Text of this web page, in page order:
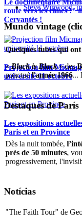
Le documentaire
route vers les cimes !"
Cervantès !
Projection film
université 11 octobre
Les expositions
Paris et en Province
Steve Winwood,
Mundo vintage
Quelques tubes qui
«Black is Black» des
ponctuél'année 1966...
Destaques de París
Dès la nuit tombée,
près de 50 minutes,
progressivement,
Notícias
"The Faith Tour" de